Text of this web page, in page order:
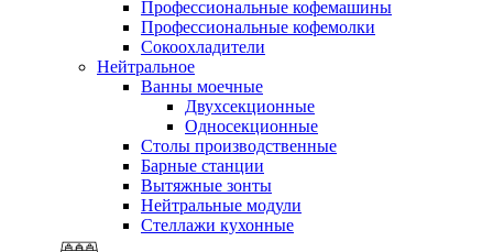
Профессиональные кофемашины
Профессиональные кофемолки
Сокоохладители
Нейтральное
Ванны моечные
Двухсекционные
Односекционные
Столы производственные
Барные станции
Вытяжные зонты
Нейтральные модули
Стеллажи кухонные